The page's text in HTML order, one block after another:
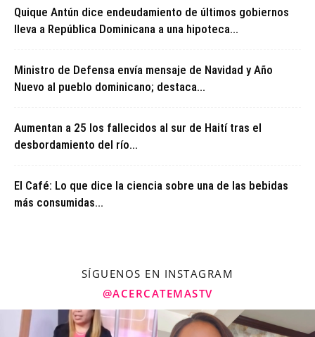
Quique Antún dice endeudamiento de últimos gobiernos
lleva a República Dominicana a una hipoteca...
Ministro de Defensa envía mensaje de Navidad y Año
Nuevo al pueblo dominicano; destaca...
Aumentan a 25 los fallecidos al sur de Haití tras el
desbordamiento del río...
El Café: Lo que dice la ciencia sobre una de las bebidas
más consumidas...
SÍGUENOS EN INSTAGRAM
@ACERCATEMASTV